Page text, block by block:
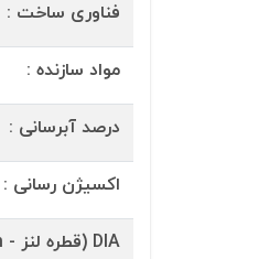
فناوری ساخت :
مواد سازنده :
درصد آبرسانی :
اکسیژن رسانی :
DIA (قطره لنز - mm) :